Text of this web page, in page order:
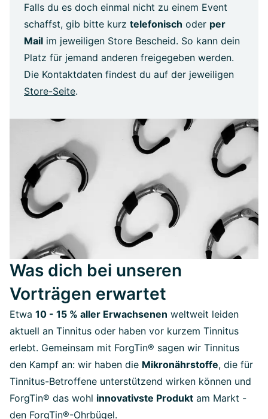
Falls du es doch einmal nicht zu einem Event
schaffst, gib bitte kurz telefonisch oder per
Mail im jeweiligen Store Bescheid. So kann dein
Platz für jemand anderen freigegeben werden.
Die Kontaktdaten findest du auf der jeweiligen
Store-Seite.
Was dich bei unseren
Vorträgen erwartet
Etwa 10 - 15 % aller Erwachsenen weltweit leiden
aktuell an Tinnitus oder haben vor kurzem Tinnitus
erlebt. Gemeinsam mit ForgTin® sagen wir Tinnitus
den Kampf an: wir haben die Mikronährstoffe, die für
Tinnitus-Betroffene unterstützend wirken können und
ForgTin® das wohl innovativste Produkt am Markt -
den ForgTin®-Ohrbügel.